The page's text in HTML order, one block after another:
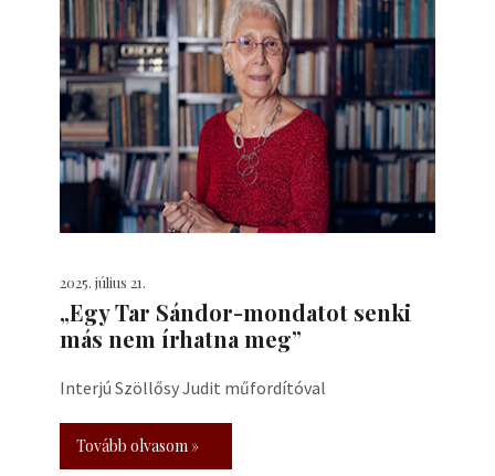
2025. július 21.
„Egy Tar Sándor-mondatot senki
más nem írhatna meg”
Interjú Szöllősy Judit műfordítóval
Tovább olvasom »